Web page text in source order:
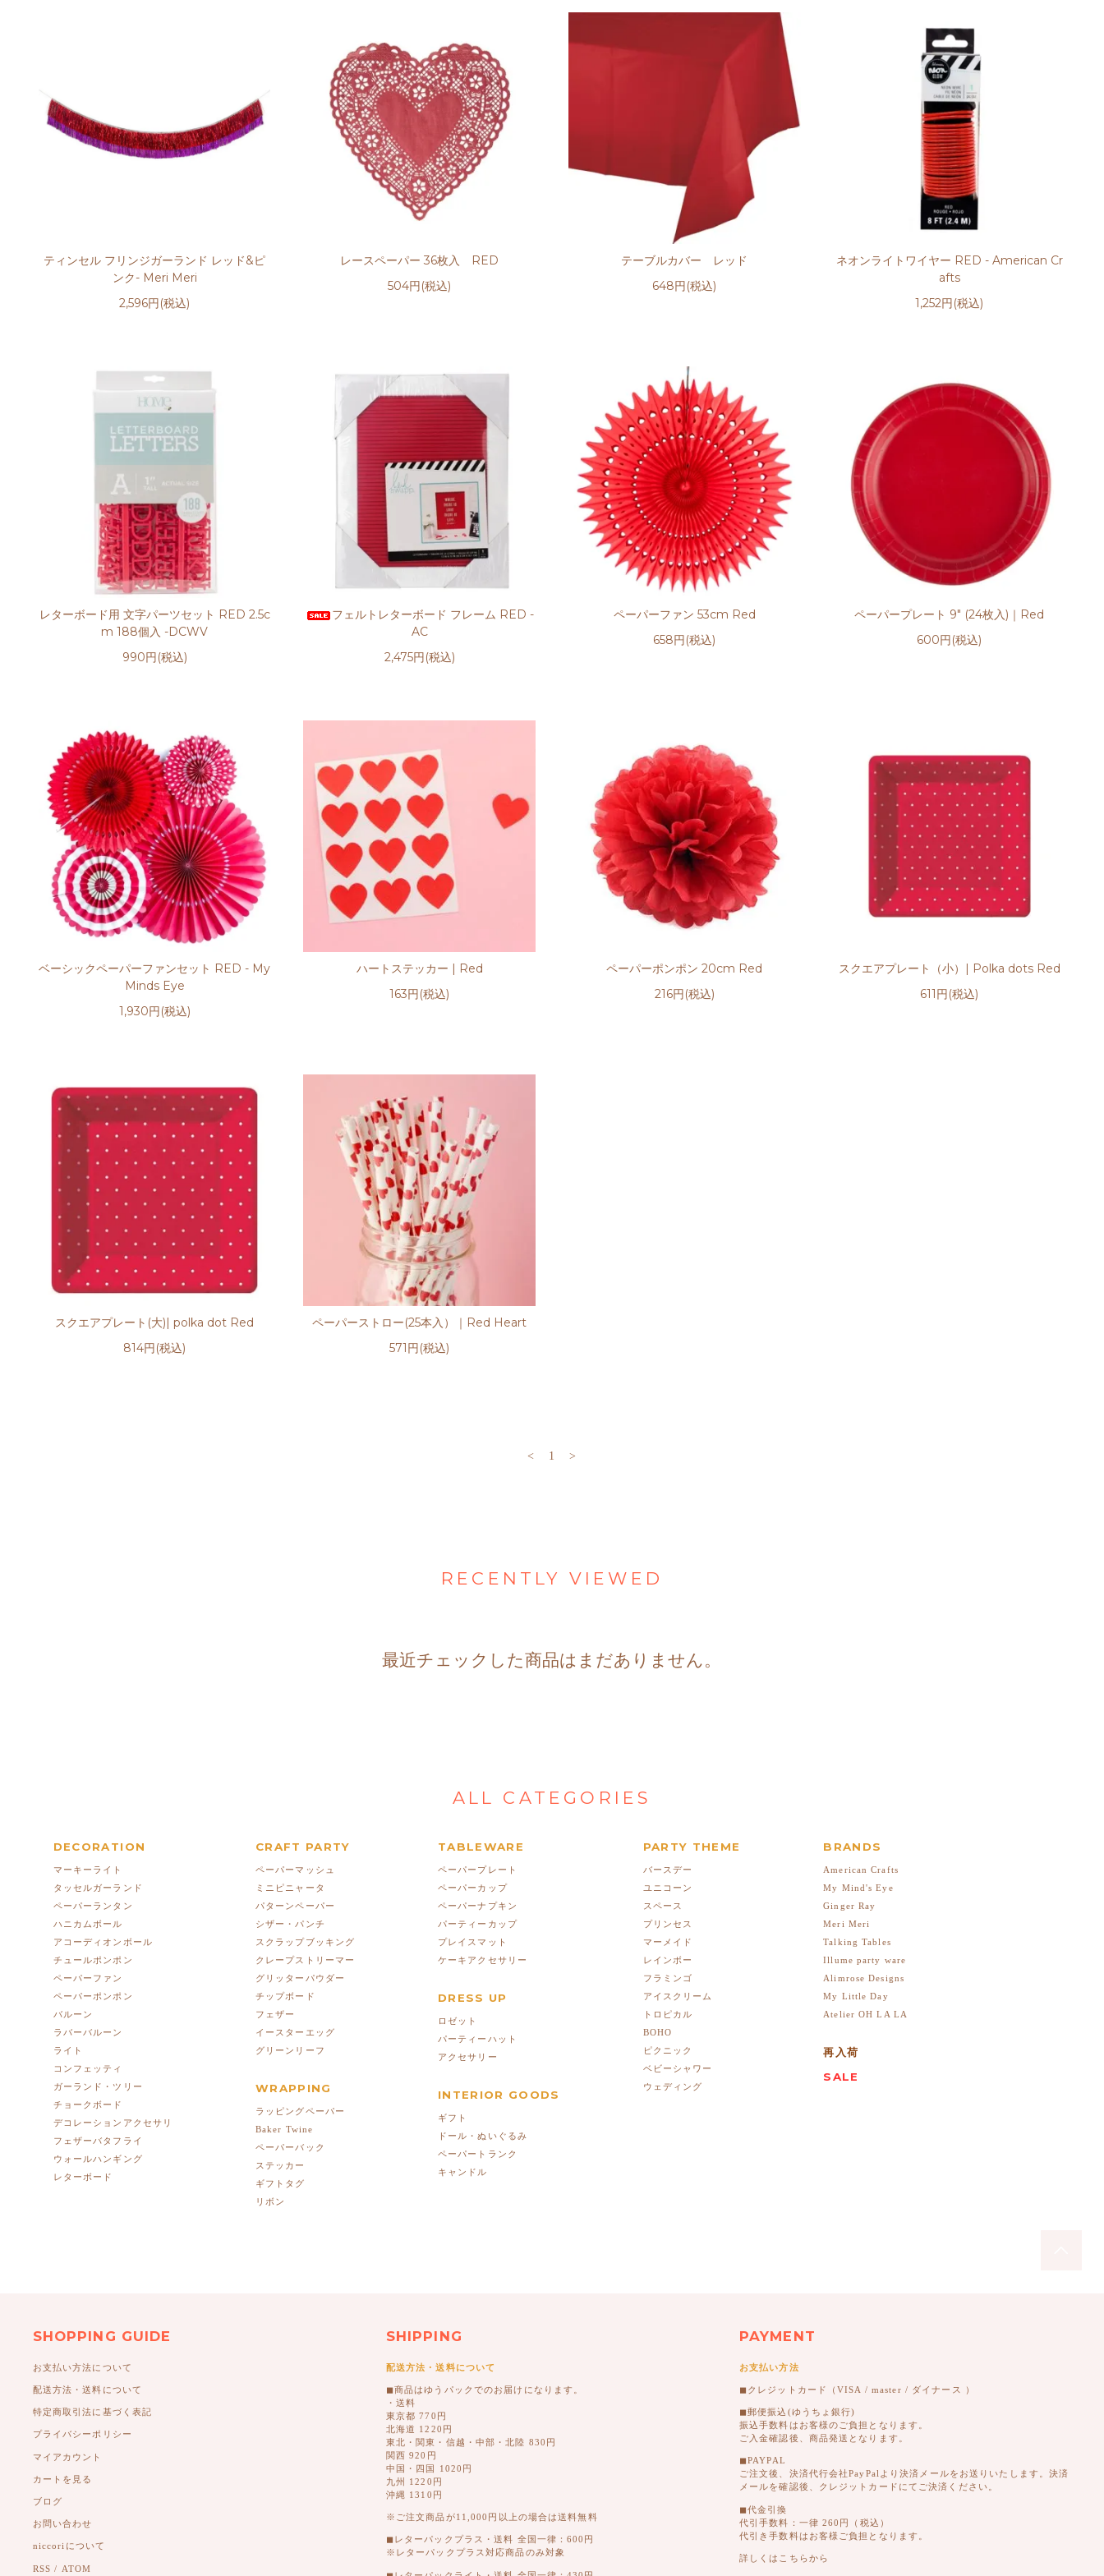
ティンセル フリンジガーランド レッド&ピ
ンク- Meri Meri
2,596円(税込)
レースペーパー 36枚入 RED
504円(税込)
テーブルカバー レッド
648円(税込)
ネオンライトワイヤー RED - American Cr
afts
1,252円(税込)
レターボード用 文字パーツセット RED 2.5c
m 188個入 -DCWV
990円(税込)
フェルトレターボード フレーム RED -
AC
2,475円(税込)
ペーパーファン 53cm Red
658円(税込)
ペーパープレート 9" (24枚入)｜Red
600円(税込)
ベーシックペーパーファンセット RED - My
Minds Eye
1,930円(税込)
ハートステッカー | Red
163円(税込)
ペーパーポンポン 20cm Red
216円(税込)
スクエアプレート（小）| Polka dots Red
611円(税込)
スクエアプレート(大)| polka dot Red
814円(税込)
ペーパーストロー(25本入）｜Red Heart
571円(税込)
< 1 >
RECENTLY VIEWED
最近チェックした商品はまだありません。
ALL CATEGORIES
DECORATION
マーキーライト
タッセルガーランド
ペーパーランタン
ハニカムボール
アコーディオンボール
チュールポンポン
ペーパーファン
ペーパーポンポン
バルーン
ラバーバルーン
ライト
コンフェッティ
ガーランド・ツリー
チョークボード
デコレーションアクセサリ
フェザーバタフライ
ウォールハンギング
レターボード
CRAFT PARTY
ペーパーマッシュ
ミニピニャータ
パターンペーパー
シザー・パンチ
スクラップブッキング
クレープストリーマー
グリッターパウダー
チップボード
フェザー
イースターエッグ
グリーンリーフ
WRAPPING
ラッピングペーパー
Baker Twine
ペーパーバック
ステッカー
ギフトタグ
リボン
TABLEWARE
ペーパープレート
ペーパーカップ
ペーパーナプキン
パーティーカップ
プレイスマット
ケーキアクセサリー
DRESS UP
ロゼット
パーティーハット
アクセサリー
INTERIOR GOODS
ギフト
ドール・ぬいぐるみ
ペーパートランク
キャンドル
PARTY THEME
バースデー
ユニコーン
スペース
プリンセス
マーメイド
レインボー
フラミンゴ
アイスクリーム
トロピカル
BOHO
ピクニック
ベビーシャワー
ウェディング
BRANDS
American Crafts
My Mind's Eye
Ginger Ray
Meri Meri
Talking Tables
Illume party ware
Alimrose Designs
My Little Day
Atelier OH LA LA
再入荷
SALE
SHOPPING GUIDE
お支払い方法について
配送方法・送料について
特定商取引法に基づく表記
プライバシーポリシー
マイアカウント
カートを見る
ブログ
お問い合わせ
niccoriについて
RSS / ATOM
SHIPPING
配送方法・送料について
◼︎商品はゆうパックでのお届けになります。
・送料
東京都 770円
北海道 1220円
東北・関東・信越・中部・北陸 830円
関西 920円
中国・四国 1020円
九州 1220円
沖縄 1310円
※ご注文商品が11,000円以上の場合は送料無料
◼︎レターパックプラス・送料 全国一律：600円
※レターパックプラス対応商品のみ対象
PAYMENT
お支払い方法
◼︎クレジットカード（VISA / master / ダイナース ）
◼︎郵便振込(ゆうちょ銀行)
振込手数料はお客様のご負担となります。
ご入金確認後、商品発送となります。
◼︎PAYPAL
ご注文後、決済代行会社PayPalより決済メールをお送りいたします。決済
メールを確認後、クレジットカードにてご決済ください。
◼︎代金引換
代引手数料：一律 260円（税込）
代引き手数料はお客様ご負担となります。
詳しくはこちらから